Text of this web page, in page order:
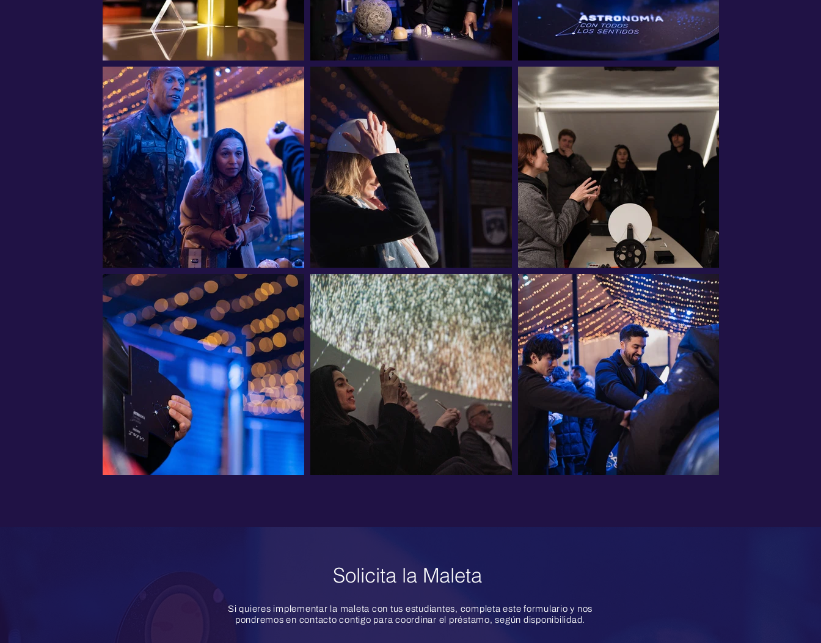
Solicita la Maleta
Si quieres implementar la maleta con tus estudiantes, completa este formulario y nos
pondremos en contacto contigo para coordinar el préstamo, según disponibilidad.